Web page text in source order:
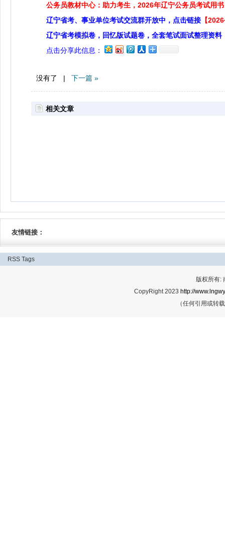
公务员教材中心：助力考生，2026年辽宁公务员考试用书
辽宁省考、事业单位考试交流群开放中，点击链接 【
辽宁省考模拟卷，回忆版试题卷，全套笔试面试整理资料
点击分享此信息：
没有了 | 下一篇 »
相关文章
友情链接：
RSS Tags
版权所有:
CopyRight 2023 http://
（任何引用或转